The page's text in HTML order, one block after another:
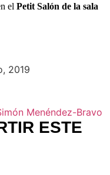
el Petit Salón de la sala
2019
Menéndez-Bravo
ESTE